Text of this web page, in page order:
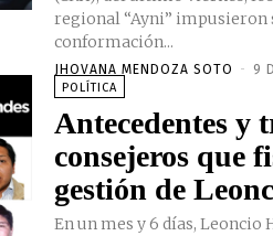
regional “Ayni” impusieron
conformación...
JHOVANA MENDOZA SOTO - 9
POLÍTICA
Antecedentes y
consejeros que
gestión de
En un mes y 6 días,